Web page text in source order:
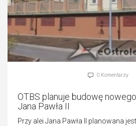
0 Komentarzy
OTBS planuje budowę
Jana Pawła II
Przy alei Jana Pawła II planowana